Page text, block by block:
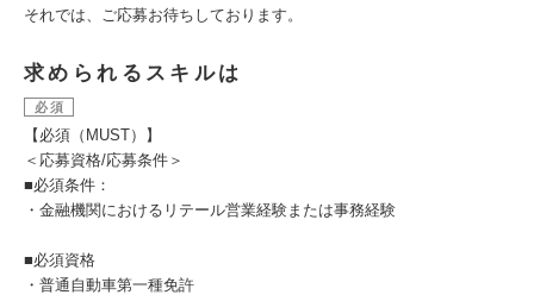
それでは、ご応募お待ちしております。
求められるスキルは
必須
【必須（MUST）】
＜応募資格/応募条件＞
■必須条件：
・金融機関におけるリテール営業経験​または事務経験
■必須資格
・普通自動車第一種免許